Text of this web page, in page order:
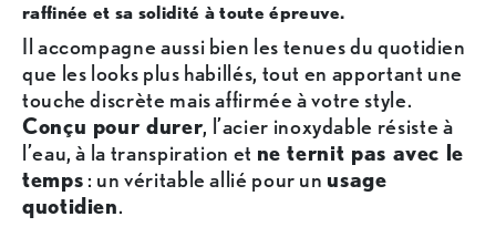
raffinée et sa solidité à toute épreuve.
Il accompagne aussi bien les tenues du quotidien
que les looks plus habillés, tout en apportant une
touche discrète mais affirmée à votre style.
Conçu pour durer, l’acier inoxydable résiste à
l’eau, à la transpiration et ne ternit pas avec le
temps : un véritable allié pour un usage
quotidien.